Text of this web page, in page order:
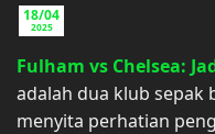
18/04
2025
Fulham vs Chelsea:
adalah dua klub sepak
menyita perhatian